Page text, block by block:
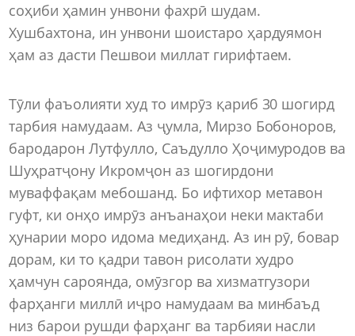
соҳиби ҳамин унвони фахрӣ шудам.
Хушбахтона, ин унвони шоистаро ҳардуямон
ҳам аз дасти Пешвои миллат гирифтаем.
Тӯли фаъолияти худ то имрӯз қариб 30 шогирд
тарбия намудаам. Аз ҷумла, Мирзо Бобоноров,
бародарон Лутфулло, Саъдулло Ҳоҷимуродов ва
Шуҳратҷону Икромҷон аз шогирдони
муваффақам мебошанд. Бо ифтихор метавон
гуфт, ки онҳо имрӯз анъанаҳои неки мактаби
ҳунарии моро идома медиҳанд. Аз ин рӯ, бовар
дорам, ки то қадри тавон рисолати худро
ҳамчун сароянда, омӯзгор ва хизматгузори
фарҳанги миллӣ иҷро намудаам ва минбаъд
низ барои рушди фарҳанг ва тарбияи насли